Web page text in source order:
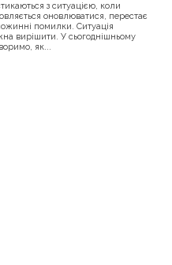
з ситуацією, коли
оновлюватися, перестає
помилки. Ситуація
вирішити. У сьогоднішньому
як...